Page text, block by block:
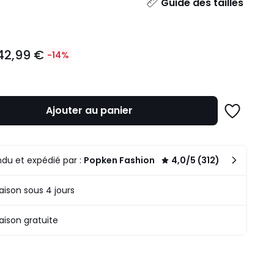
€ -14%
Ajouter au panier
Ajouter
et expédié par : Popken Fashion 4,0/5 (312)
sous 4 jours
gratuite